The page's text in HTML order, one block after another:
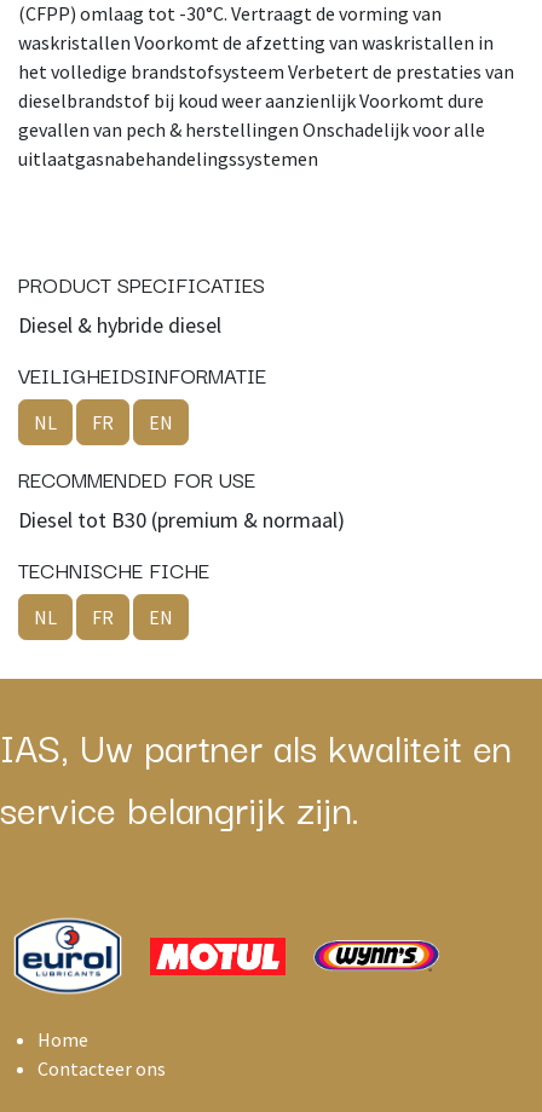
(CFPP) omlaag tot -30°C. Vertraagt de vorming van
waskristallen Voorkomt de afzetting van waskristallen in
het volledige brandstofsysteem Verbetert de prestaties van
dieselbrandstof bij koud weer aanzienlijk Voorkomt dure
gevallen van pech & herstellingen Onschadelijk voor alle
uitlaatgasnabehandelingssystemen
PRODUCT SPECIFICATIES
Diesel & hybride diesel
VEILIGHEIDSINFORMATIE
NL FR EN
RECOMMENDED FOR USE
Diesel tot B30 (premium & normaal)
TECHNISCHE FICHE
NL FR EN
IAS, Uw partner als kwaliteit en
service belangrijk zijn.
Home
Contacteer ons